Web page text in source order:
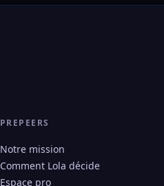
PREPEERS
Notre mission
Comment Lola décide
Espace pro